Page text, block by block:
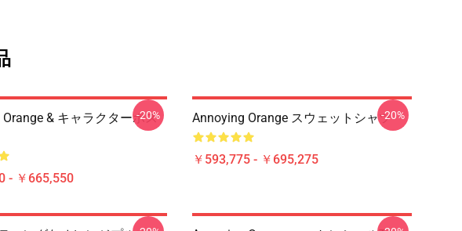
& キャラクターポス
- ￥665,550
-20% Annoying Orange スウェットシャツ
￥593,775 - ￥695,275
-20%